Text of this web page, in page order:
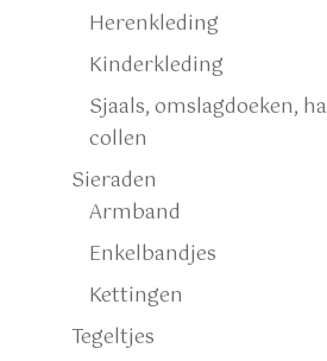
Herenkleding
Kinderkleding
Sjaals, omslagdoeken,
collen
Sieraden
Armband
Enkelbandjes
Kettingen
Tegeltjes